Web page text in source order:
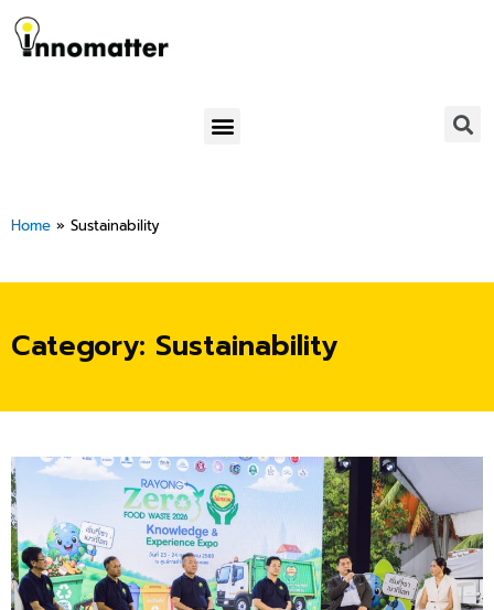
Skip
to
content
Menu
Home » Sustainability
Category: Sustainability
PagePagePage Page